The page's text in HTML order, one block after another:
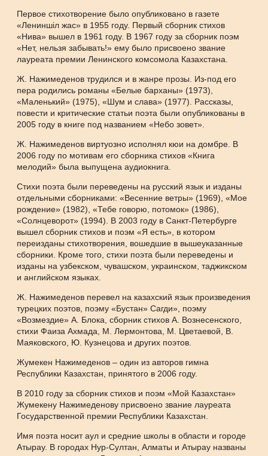
Первое стихотворение было опубликовано в газете
«Лениншіл жас» в 1955 году. Первый сборник стихов
«Нива» вышел в 1961 году. В 1967 году за сборник поэм
«Нет, нельзя забывать!» ему было присвоено звание
лауреата премии Ленинского комсомола Казахстана.
Ж. Нажимеденов трудился и в жанре прозы. Из-под его
пера родились романы «Белые барханы» (1973),
«Маленький» (1975), «Шум и слава» (1977). Рассказы,
повести и критические статьи поэта были опубликованы в
2005 году в книге под названием «Небо зовет».
Ж. Нажимеденов виртуозно исполнял кюи на домбре. В
2006 году по мотивам его сборника стихов «Книга
мелодий» была выпущена аудиокнига.
Стихи поэта были переведены на русский язык и изданы
отдельными сборниками: «Весенние ветры» (1969), «Мое
рождение» (1982), «Тебе говорю, потомок» (1986),
«Солнцеворот» (1994). В 2003 году в Санкт-Петербурге
вышел сборник стихов и поэм «Я есть», в котором
переизданы стихотворения, вошедшие в вышеуказанные
сборники. Кроме того, стихи поэта были переведены и
изданы на узбекском, чувашском, украинском, таджикском
и английском языках.
Ж. Нажимеденов перевел на казахский язык произведения
турецких поэтов, поэму «Бустан» Сагди», поэму
«Возмездие» А. Блока, сборник стихов А. Вознесенского,
стихи Фаиза Ахмада, М. Лермонтова, М. Цветаевой, В.
Маяковского, Ю. Кузнецова и других поэтов.
Жумекен Нажимеденов – один из авторов гимна
Республики Казахстан, принятого в 2006 году.
В 2010 году за сборник стихов и поэм «Мой Казахстан»
Жумекену Нажимеденову присвоено звание лауреата
Государственной премии Республики Казахстан.
Имя поэта носит аул и средние школы в области и городе
Атырау. В городах Нур-Султан, Алматы и Атырау названы